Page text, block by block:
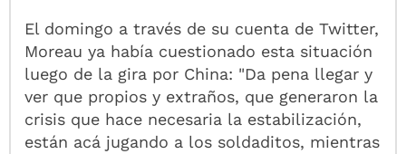
El domingo a través de su cuenta de Twitter,
Moreau ya había cuestionado esta situación
luego de la gira por China: "Da pena llegar y
ver que propios y extraños, que generaron la
crisis que hace necesaria la estabilización,
están acá jugando a los soldaditos, mientras